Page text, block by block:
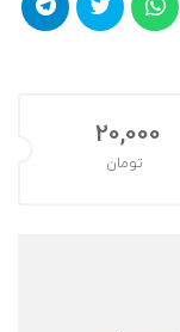
20,000
تومان